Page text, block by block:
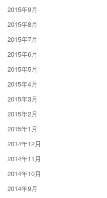
2015年9月
2015年8月
2015年7月
2015年6月
2015年5月
2015年4月
2015年3月
2015年2月
2015年1月
2014年12月
2014年11月
2014年10月
2014年9月